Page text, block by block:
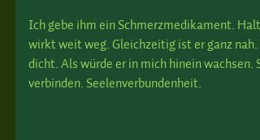
Ich gebe ihm ein Schmerzmedikament.
wirkt weit weg. Gleichzeitig ist er ganz nah.
dicht. Als würde er in mich hinein wachsen.
verbinden. Seelenverbundenheit.